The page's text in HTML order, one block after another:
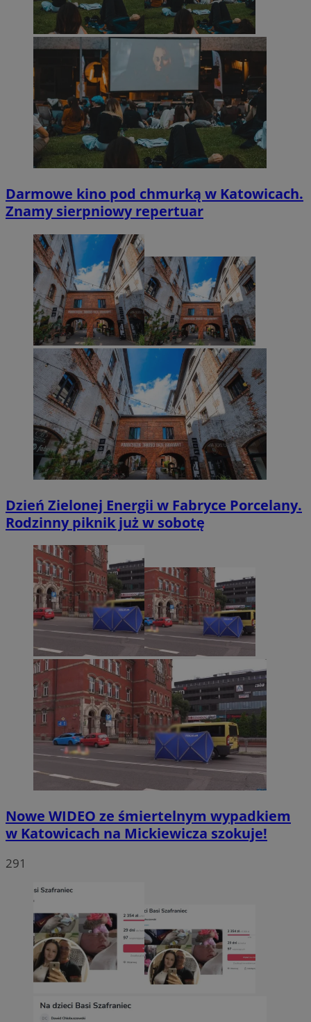
Darmowe kino pod chmurką w Katowicach.
Znamy sierpniowy repertuar
Dzień Zielonej Energii w Fabryce Porcelany.
Rodzinny piknik już w sobotę
Nowe WIDEO ze śmiertelnym wypadkiem
w Katowicach na Mickiewicza szokuje!
291